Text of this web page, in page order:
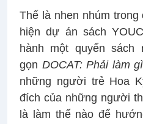
Thế là nhen nhúm
hiện dự án sách
hành một quyển
gọn DOCAT: Phải làm
những người trẻ Hoa
đích của những người
là làm thế nào để